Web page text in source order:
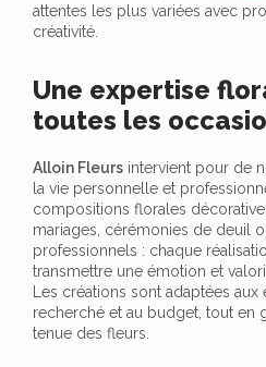
attentes les plus variées avec
créativité.
Une expertise
toutes les
Alloin Fleurs intervient pour de
la vie personnelle et
compositions florales
mariages, cérémonies de deuil
professionnels : chaque
transmettre une émotion et
Les créations sont adaptées
recherché et au budget, tout en
tenue des fleurs.